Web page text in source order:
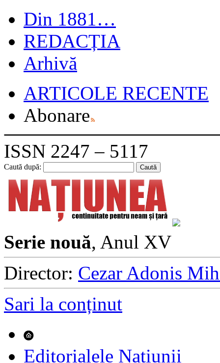
Din 1881…
REDACȚIA
Arhivă
ARTICOLE RECENTE
Abonare
ISSN 2247 – 5117
Caută după:
Serie nouă, Anul XV
Director: Cezar Adonis
Sari la conținut
Editorialele Națiunii